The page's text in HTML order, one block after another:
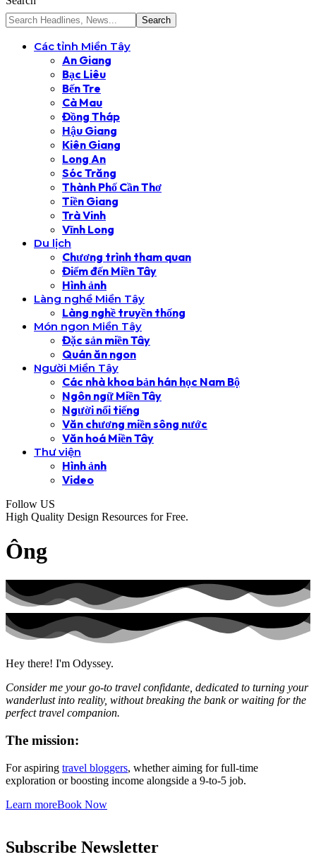
Các tỉnh Miền Tây
An Giang
Bạc Liêu
Bến Tre
Cà Mau
Đồng Tháp
Hậu Giang
Kiên Giang
Long An
Sóc Trăng
Thành Phố Cần Thơ
Tiền Giang
Trà Vinh
Vĩnh Long
Du lịch
Chương trình tham quan
Điểm đến Miền Tây
Hình ảnh
Làng nghề Miền Tây
Làng nghề truyền thống
Món ngon Miền Tây
Đặc sản miền Tây
Quán ăn ngon
Người Miền Tây
Các nhà khoa bản hán học Nam Bộ
Ngôn ngữ Miền Tây
Người nổi tiếng
Văn chương miền sông nước
Văn hoá Miền Tây
Thư viện
Hình ảnh
Video
Follow US
High Quality Design Resources for Free.
Ông
Hey there! I'm Odyssey.
Consider me your go-to travel confidante, dedicated to turning your
wanderlust into reality, without breaking the bank or waiting for the
perfect travel companion.
The mission:
For aspiring travel bloggers, whether aiming for full-time
exploration or boosting income alongside a 9-to-5 job.
Learn moreBook Now
Subscribe Newsletter